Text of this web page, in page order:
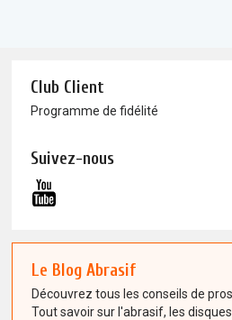
Club Client
Programme de fidélité
Suivez-nous
Le Blog Abrasif
Découvrez tous les conseils de
Tout savoir sur l'abrasif, les